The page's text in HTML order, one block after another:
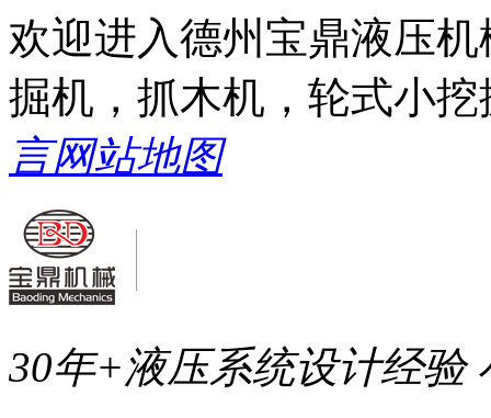
欢迎进入德州宝鼎液压
掘机，抓木机，轮式小
言网站地图
30年+液压系统设计经验